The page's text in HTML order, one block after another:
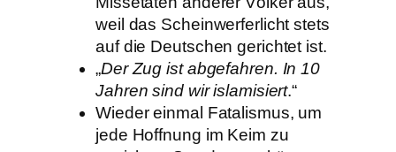
weil das Scheinwerferlicht stets
auf die Deutschen gerichtet ist.
„Der Zug ist abgefahren. In 10
Jahren sind wir islamisiert.“
Wieder einmal Fatalismus, um
jede Hoffnung im Keim zu